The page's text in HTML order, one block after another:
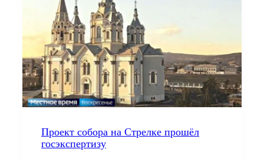
Проект собора на Стрелке прошёл
госэкспертизу